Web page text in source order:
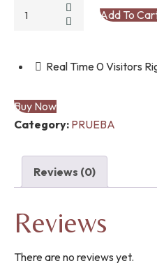
ALFOMBRA
(Color
diseño
sujeto
disponibilidad)
quantity
Add To
Real Time0 Visitors
Buy Now
Category: PRUEBA
Reviews (0)
Reviews
There are no reviews yet.